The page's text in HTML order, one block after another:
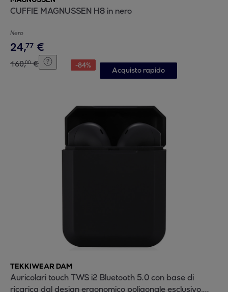
CUFFIE MAGNUSSEN H8 in nero
Nero
24,77 €
160,00 € -84%
Acquisto rapido
TEKKIWEAR DAM
Auricolari touch TWS i2 Bluetooth 5.0 con base di
ricarica dal design ergonomico poligonale esclusivo,